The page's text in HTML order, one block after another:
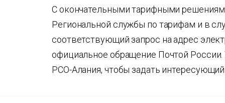
С окончательными тарифными
Региональной службы по тарифам и в
соответствующий запрос на адрес
официальное обращение Почтой
РСО-Алания, чтобы задать